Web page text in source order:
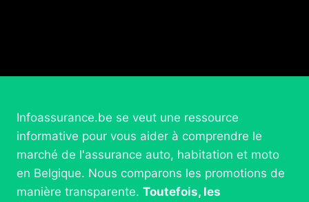
Infoassurance.be se veut une ressource
informative pour vous aider à comprendre le
marché de l'assurance auto, habitation et moto
en Belgique. Nous comparons les promotions de
manière transparente. Toutefois, les